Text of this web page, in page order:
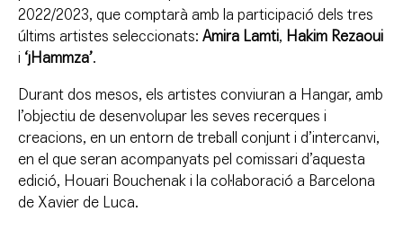
2022/2023, que comptarà amb la participació dels tres
últims artistes seleccionats: Amira Lamti, Hakim Rezaoui
i ‘jHammza’.
Durant dos mesos, els artistes conviuran a Hangar, amb
l’objectiu de desenvolupar les seves recerques i
creacions, en un entorn de treball conjunt i d’intercanvi,
en el que seran acompanyats pel comissari d’aquesta
edició, Houari Bouchenak i la col·laboració a Barcelona
de Xavier de Luca.